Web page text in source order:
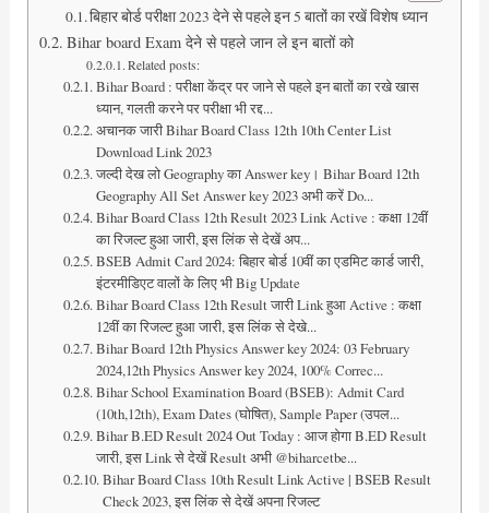
बिहार बोर्ड परीक्षा 2023 देने से पहले इन 5 बातों का रखें विशेष ध्यान
Bihar board Exam देने से पहले जान ले इन बातों को
Related posts:
Bihar Board : परीक्षा केंद्र पर जाने से पहले इन बातों का रखे खास
ध्यान, गलती करने पर परीक्षा भी रद्द...
अचानक जारी Bihar Board Class 12th 10th Center List
Download Link 2023
जल्दी देख लो Geography का Answer key। Bihar Board 12th
Geography All Set Answer key 2023 अभी करें Do...
Bihar Board Class 12th Result 2023 Link Active : कक्षा 12वीं
का रिजल्ट हुआ जारी, इस लिंक से देखें अप...
BSEB Admit Card 2024: बिहार बोर्ड 10वीं का एडमिट कार्ड जारी,
इंटरमीडिएट वालों के लिए भी Big Update
Bihar Board Class 12th Result जारी Link हुआ Active : कक्षा
12वीं का रिजल्ट हुआ जारी, इस लिंक से देखे...
Bihar Board 12th Physics Answer key 2024: 03 February
2024,12th Physics Answer key 2024, 100% Correc...
Bihar School Examination Board (BSEB): Admit Card
(10th,12th), Exam Dates (घोषित), Sample Paper (उपल...
Bihar B.ED Result 2024 Out Today : आज होगा B.ED Result
जारी, इस Link से देखें Result अभी @biharcetbe...
Bihar Board Class 10th Result Link Active | BSEB Result
Check 2023, इस लिंक से देखें अपना रिजल्ट